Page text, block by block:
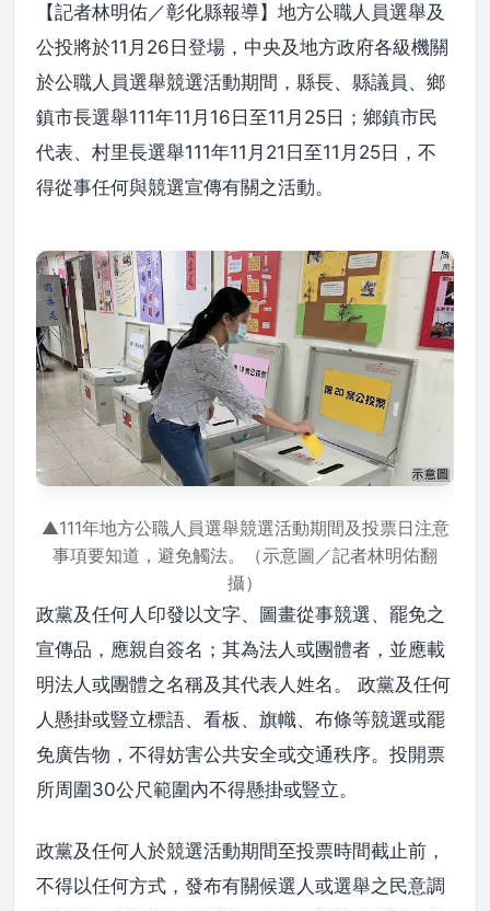
【記者林明佑／彰化縣報導】地方公職人員選舉及
公投將於11月26日登場，中央及地方政府各級機關
於公職人員選舉競選活動期間，縣長、縣議員、鄉
鎮市長選舉111年11月16日至11月25日；鄉鎮市民
代表、村里長選舉111年11月21日至11月25日，不
得從事任何與競選宣傳有關之活動。
▲111年地方公職人員選舉競選活動期間及投票日注意
事項要知道，避免觸法。（示意圖／記者林明佑翻
攝）
政黨及任何人印發以文字、圖畫從事競選、罷免之
宣傳品，應親自簽名；其為法人或團體者，並應載
明法人或團體之名稱及其代表人姓名。 政黨及任何
人懸掛或豎立標語、看板、旗幟、布條等競選或罷
免廣告物，不得妨害公共安全或交通秩序。投開票
所周圍30公尺範圍內不得懸掛或豎立。
政黨及任何人於競選活動期間至投票時間截止前，
不得以任何方式，發布有關候選人或選舉之民意調